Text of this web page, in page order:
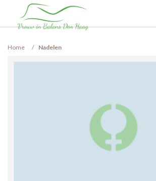
Tag:Nadelen
Home Nadelen